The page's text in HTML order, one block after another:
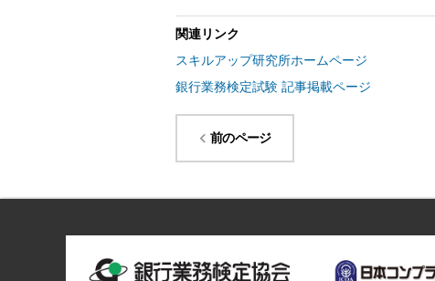
関連リンク
スキルアップ研究所ホームページ
銀行業務検定試験 記事掲載ページ
前のページ